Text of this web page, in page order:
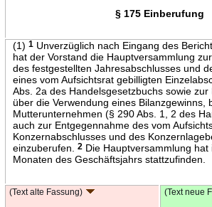
§ 175 Einberufung
(1) 1Unverzüglich nach Eingang des
hat der Vorstand die Hauptversammlung
des festgestellten Jahresabschlusses und
eines vom Aufsichtsrat gebilligten
Abs. 2a des Handelsgesetzbuchs sowie zur
über die Verwendung eines Bilanzgewinns,
Mutterunternehmen (§ 290 Abs. 1, 2 des
auch zur Entgegennahme des vom
Konzernabschlusses und des
einzuberufen.
2Die Hauptversammlung hat
Monaten des Geschäftsjahrs stattzufinden.
(Text alte Fassung) (Text neue